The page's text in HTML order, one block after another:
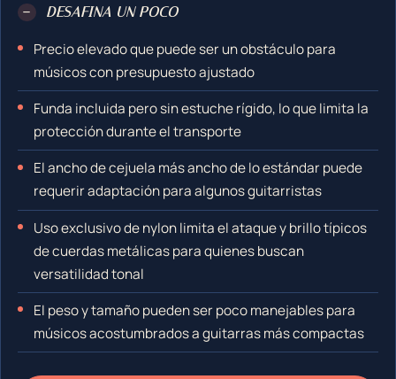
− DESAFINA UN POCO
Precio elevado que puede ser un obstáculo para
músicos con presupuesto ajustado
Funda incluida pero sin estuche rígido, lo que limita la
protección durante el transporte
El ancho de cejuela más ancho de lo estándar puede
requerir adaptación para algunos guitarristas
Uso exclusivo de nylon limita el ataque y brillo típicos
de cuerdas metálicas para quienes buscan
versatilidad tonal
El peso y tamaño pueden ser poco manejables para
músicos acostumbrados a guitarras más compactas